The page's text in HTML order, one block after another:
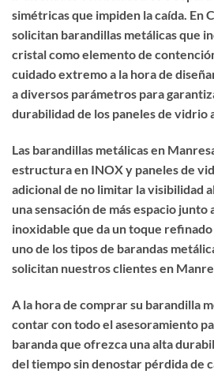
simétricas que impiden la caída. En
solicitan barandillas metálicas que
cristal como elemento de
cuidado extremo a la hora de
a diversos parámetros para
durabilidad de los paneles de vidrio
Las barandillas metálicas en
estructura en INOX y paneles de
adicional de no limitar la visibilidad
una sensación de más espacio junto
inoxidable que da un toque refinado
uno de los tipos de barandas
solicitan nuestros clientes en
A la hora de comprar su barandilla
contar con todo el asesoramiento
baranda que ofrezca una alta
del tiempo sin denostar pérdida de